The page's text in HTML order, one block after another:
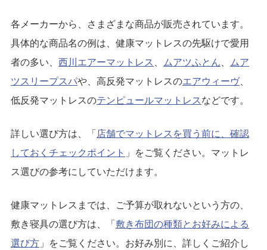
各メーカーから、さまざまな商品が販売されています。
具体的な商品名の例は、健康マットレスの先駆けで愛用
者の多い、 西川エアーマットレス ムアツふとん
ムア
ツスリープスパや、高反発マットレスのエアウィーヴ、
低反発マットレスのテンピュールマットレス などです。
詳しい選び方は、「 店舗でマットレスを買う前に、確認
しておくチェックポイント 」をご覧ください。マットレ
ス選びの参考にしていただけます。
健康マットレスまでは、ご予算が取れないという方の、
敷き寝具の選び方は、「 敷き布団の種類とお好みによる
選び方 」をご覧ください。お好み別に、詳しくご紹介し